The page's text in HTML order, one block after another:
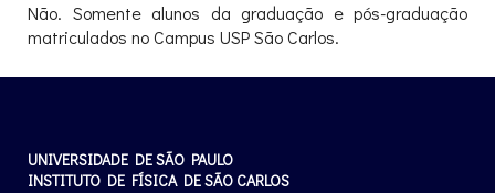
Não. Somente alunos da graduação e pós-graduação
matriculados no Campus USP São Carlos.
UNIVERSIDADE DE SÃO PAULO
INSTITUTO DE FÍSICA DE SÃO CARLOS